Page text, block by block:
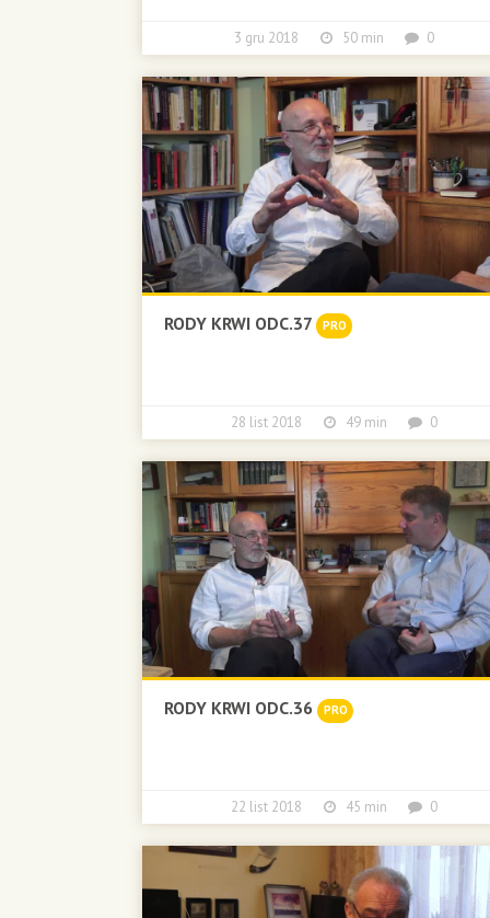
3 gru 2018 50 min 0
RODY KRWI ODC.37 PRO
28 list 2018 49 min 0
RODY KRWI ODC.36 PRO
22 list 2018 45 min 0